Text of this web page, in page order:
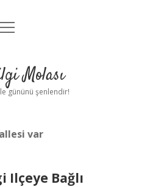
Uyarı
menüyü
Molası
gününü şenlendir!
var
Ilçeye Bağlı